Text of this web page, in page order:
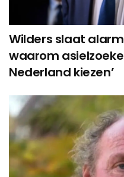
Wilders slaat
waarom
Nederland kiezen’